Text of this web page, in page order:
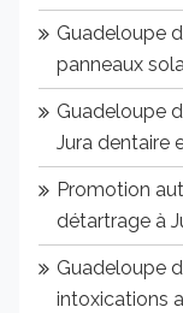
Guadeloupe
panneaux
Guadeloupe
Jura dentaire
Promotion
détartrage à
Guadeloupe
intoxications